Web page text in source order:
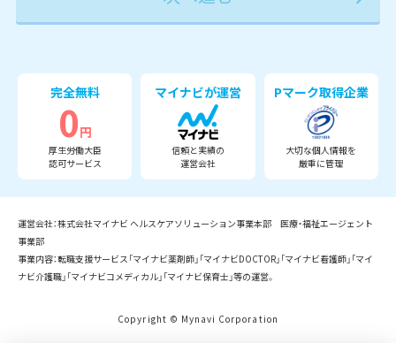
完全無料
0円
厚生労働大臣
認可サービス
マイナビが運営
信頼と実績の
運営会社
Pマーク取得企業
大切な個人情報を
厳重に管理
運営会社：株式会社マイナビ ヘルスケアソリューション事業本部 医療・福祉エージェント
事業部
事業内容：転職支援サービス「マイナビ薬剤師」「マイナビDOCTOR」「マイナビ看護師」「マイ
ナビ介護職」「マイナビコメディカル」「マイナビ保育士」等の運営。
Copyright © Mynavi Corporation